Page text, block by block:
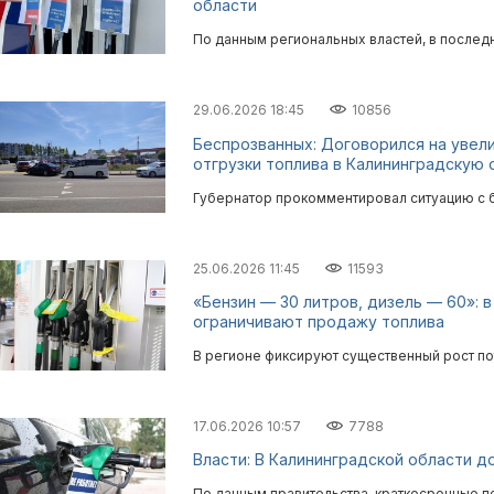
области
По данным региональных властей, в
29.06.2026 18:45 10856
Беспрозванных: Договорился на
отгрузки топлива в Калининградскую
Губернатор прокомментировал ситуацию с
25.06.2026 11:45 11593
«Бензин — 30 литров, дизель — 60»: в
ограничивают продажу топлива
В регионе фиксируют существенный рост
17.06.2026 10:57 7788
Власти: В Калининградской области